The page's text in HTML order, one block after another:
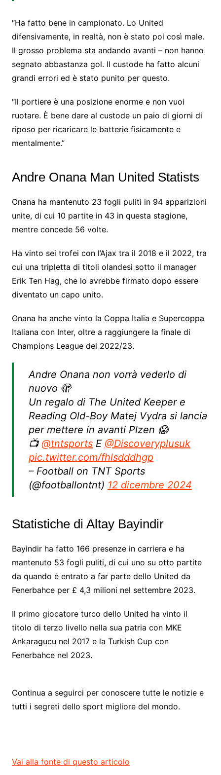
“Ha fatto bene in campionato. Lo United
difensivamente, in realtà, non è stato poi così male.
Il grosso problema sta andando avanti – non hanno
segnato abbastanza gol. Il custode ha fatto alcuni
grandi errori ed è stato punito per questo.
“Il portiere è una posizione enorme e non vuoi
ruotare. È bene dare al custode un paio di giorni di
riposo per ricaricare le batterie fisicamente e
mentalmente.”
Andre Onana Man United Statists
Onana ha mantenuto 23 fogli puliti in 94 apparizioni
unite, di cui 10 partite in 43 in questa stagione,
mentre concede 56 volte.
Ha vinto sei trofei con l’Ajax tra il 2018 e il 2022, tra
cui una tripletta di titoli olandesi sotto il manager
Erik Ten Hag, che lo avrebbe firmato dopo essere
diventato un capo unito.
Onana ha anche vinto la Coppa Italia e Supercoppa
Italiana con Inter, oltre a raggiungere la finale di
Champions League del 2022/23.
Andre Onana non vorrà vederlo di
nuovo 🫣
Un regalo di The United Keeper e
Reading Old-Boy Matej Vydra si lancia
per mettere in avanti Plzen 😱
📺@tntsportsE @Discoveryplusuk
pic.twitter.com/fhlsdddhgp
– Football on TNT Sports
(@footballontnt) 12 dicembre 2024
Statistiche di Altay Bayindir
Bayindir ha fatto 166 presenze in carriera e ha
mantenuto 53 fogli puliti, di cui uno su otto partite
da quando è entrato a far parte dello United da
Fenerbahce per £ 4,3 milioni nel settembre 2023.
Il primo giocatore turco dello United ha vinto il
titolo di terzo livello nella sua patria con MKE
Ankaragucu nel 2017 e la Turkish Cup con
Fenerbahce nel 2023.
Continua a seguirci per conoscere tutte le notizie e
tutti i segreti dello sport migliore del mondo.
Vai alla fonte di questo articolo